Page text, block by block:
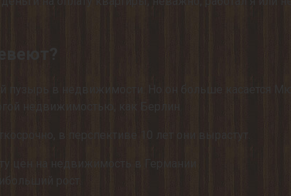
пузырь в недвижимости. Но он больше касается
недвижимостью, как Берлин.
в перспективе 10 лет они вырастут.
цен на недвижимость в Германии
рост.